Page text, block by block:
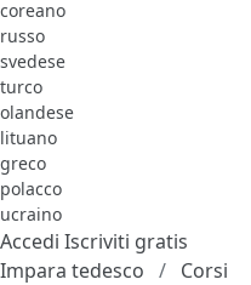
coreano
russo
svedese
turco
olandese
lituano
greco
polacco
ucraino
Accedi Iscriviti gratis
Impara tedesco
Corsi